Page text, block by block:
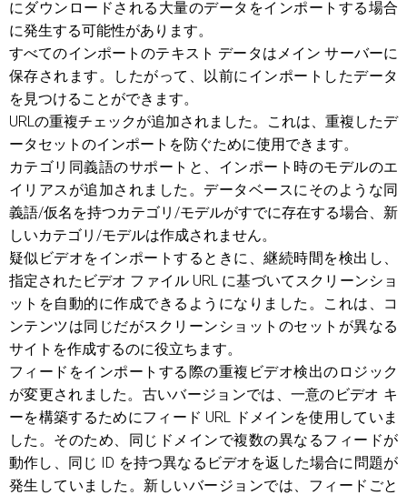
にダウンロードされる大量のデータをインポートする場合
に発生する可能性があります。
すべてのインポートのテキスト データはメイン サーバーに
保存されます。したがって、以前にインポートしたデータ
を見つけることができます。
URLの重複チェックが追加されました。これは、重複したデ
ータセットのインポートを防ぐために使用できます。
カテゴリ同義語のサポートと、インポート時のモデルのエ
イリアスが追加されました。データベースにそのような同
義語/仮名を持つカテゴリ/モデルがすでに存在する場合、新
しいカテゴリ/モデルは作成されません。
疑似ビデオをインポートするときに、継続時間を検出し、
指定されたビデオ ファイル URL に基づいてスクリーンショ
ットを自動的に作成できるようになりました。これは、コ
ンテンツは同じだがスクリーンショットのセットが異なる
サイトを作成するのに役立ちます。
フィードをインポートする際の重複ビデオ検出のロジック
が変更されました。古いバージョンでは、一意のビデオ キ
ーを構築するためにフィード URL ドメインを使用していま
した。そのため、同じドメインで複数の異なるフィードが
動作し、同じ ID を持つ異なるビデオを返した場合に問題が
発生していました。新しいバージョンでは、フィードごと